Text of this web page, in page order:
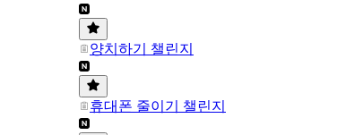
양치하기 챌린지
휴대폰 줄이기 챌린지